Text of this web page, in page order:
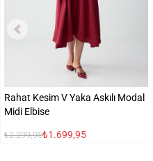
Rahat Kesim V Yaka Askılı Modal
Midi Elbise
₺2.299,95₺1.699,95